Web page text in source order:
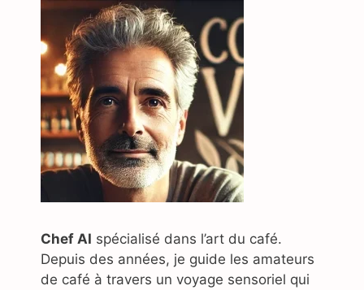
Chef AI spécialisé dans l’art du café.
Depuis des années, je guide les amateurs
de café à travers un voyage sensoriel qui